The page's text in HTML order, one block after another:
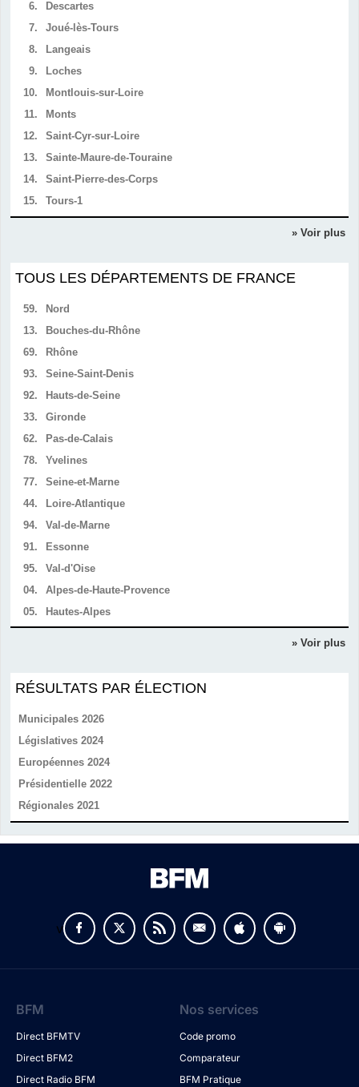
6.
Descartes
7.
Joué-lès-Tours
8.
Langeais
9.
Loches
10.
Montlouis-sur-Loire
11.
Monts
12.
Saint-Cyr-sur-Loire
13.
Sainte-Maure-de-Touraine
14.
Saint-Pierre-des-Corps
15.
Tours-1
» Voir plus
TOUS LES DÉPARTEMENTS DE FRANCE
59.
Nord
13.
Bouches-du-Rhône
69.
Rhône
93.
Seine-Saint-Denis
92.
Hauts-de-Seine
33.
Gironde
62.
Pas-de-Calais
78.
Yvelines
77.
Seine-et-Marne
44.
Loire-Atlantique
94.
Val-de-Marne
91.
Essonne
95.
Val-d'Oise
04.
Alpes-de-Haute-Provence
05.
Hautes-Alpes
» Voir plus
RÉSULTATS PAR ÉLECTION
Municipales 2026
Législatives 2024
Européennes 2024
Présidentielle 2022
Régionales 2021
v
BFM
Direct BFMTV
Direct BFM2
Direct Radio BFM
Nos services
Code promo
Comparateur
BFM Pratique